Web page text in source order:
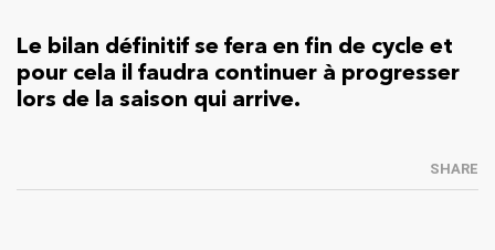
Le bilan définitif se fera en fin de cycle et
pour cela il faudra continuer à progresser
lors de la saison qui arrive.
SHARE